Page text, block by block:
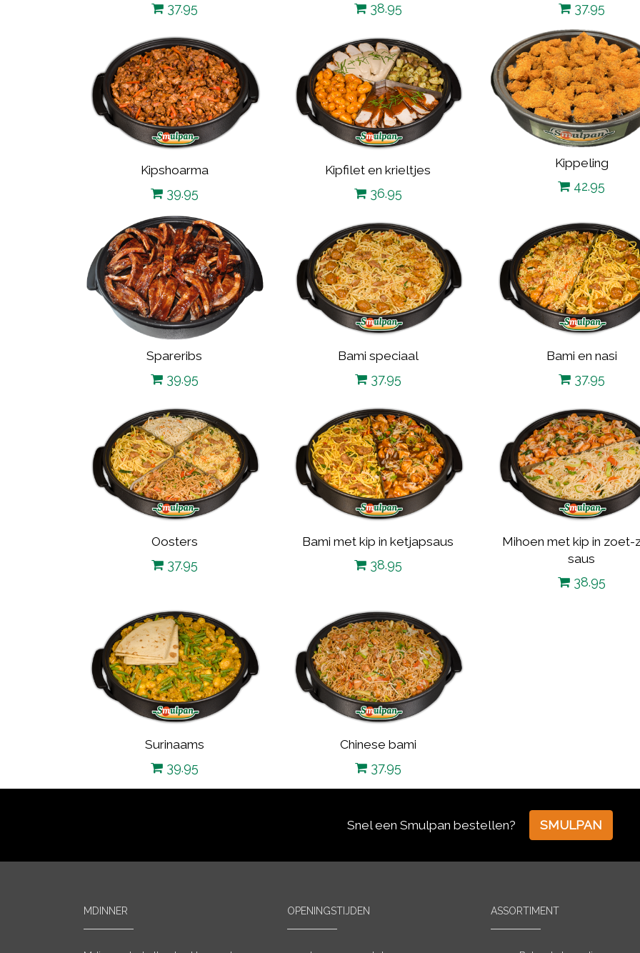
37.95 38.95 37.95
Kipshoarma
39.95
Kipfilet en krieltjes
36.95
Kippeling
42.95
Spareribs
39.95
Bami speciaal
37.95
Bami en nasi
37.95
Oosters
37.95
Bami met kip in ketjapsaus
38.95
Mihoen met kip in zoet-
saus
38.95
Surinaams
39.95
Chinese bami
37.95
Snel een Smulpan bestellen? SMULPAN
MDINNER OPENINGSTIJDEN ASSORTIMENT